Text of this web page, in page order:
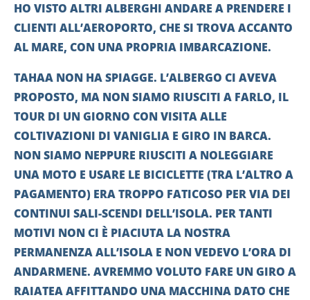
HO VISTO ALTRI ALBERGHI ANDARE A PRENDERE I
CLIENTI ALL’AEROPORTO, CHE SI TROVA ACCANTO
AL MARE, CON UNA PROPRIA IMBARCAZIONE.
TAHAA NON HA SPIAGGE. L’ALBERGO CI AVEVA
PROPOSTO, MA NON SIAMO RIUSCITI A FARLO, IL
TOUR DI UN GIORNO CON VISITA ALLE
COLTIVAZIONI DI VANIGLIA E GIRO IN BARCA.
NON SIAMO NEPPURE RIUSCITI A NOLEGGIARE
UNA MOTO E USARE LE BICICLETTE (TRA L’ALTRO A
PAGAMENTO) ERA TROPPO FATICOSO PER VIA DEI
CONTINUI SALI-SCENDI DELL’ISOLA. PER TANTI
MOTIVI NON CI È PIACIUTA LA NOSTRA
PERMANENZA ALL’ISOLA E NON VEDEVO L’ORA DI
ANDARMENE. AVREMMO VOLUTO FARE UN GIRO A
RAIATEA AFFITTANDO UNA MACCHINA DATO CHE